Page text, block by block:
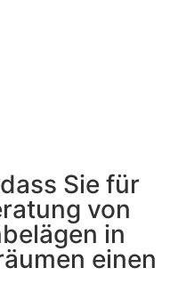
Sie für
von
in
einen